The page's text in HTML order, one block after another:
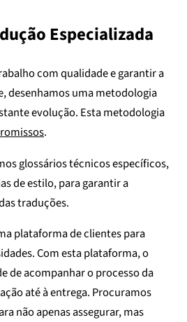
Especializada
com qualidade e garantir a
desenhamos uma metodologia
evolução. Esta metodologia
.
glossários técnicos específicos,
de estilo, para garantir a
traduções.
plataforma de clientes para
Com esta plataforma, o
de acompanhar o processo da
até à entrega. Procuramos
não apenas assegurar, mas